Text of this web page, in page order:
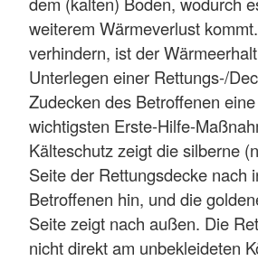
weiterem Wärmeverlust
verhindern, ist der
Unterlegen einer Rettungs-/
Zudecken des Betroffenen
wichtigsten Erste-Hilfe-
Kälteschutz zeigt die silberne
Seite der Rettungsdecke nach
Betroffenen hin, und die
Seite zeigt nach außen. Die
nicht direkt am unbekleideten